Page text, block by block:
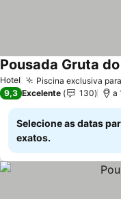
Hotel Piscina exclusiva
Pousada Gruta
9,3 Excelente 130 a
Selecione as datas
exatos.